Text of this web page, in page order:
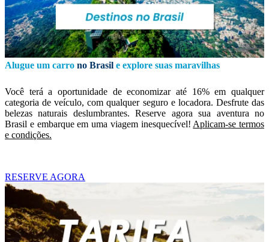
Alugue um carro no Brasil e explore suas maravilhas
Você terá a oportunidade de economizar até 16% em qualquer
categoria de veículo, com qualquer seguro e locadora. Desfrute das
belezas naturais deslumbrantes. Reserve agora sua aventura no
Brasil e embarque em uma viagem inesquecível! Aplicam-se termos
e condições.
RESERVE AGORA